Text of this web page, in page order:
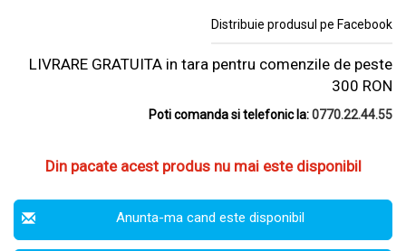
Distribuie produsul pe Facebook
LIVRARE GRATUITA in tara pentru comenzile de peste
300 RON
Poti comanda si telefonic la:0770.22.44.55
Din pacate acest produs nu mai este disponibil
Anunta-ma cand este disponibil